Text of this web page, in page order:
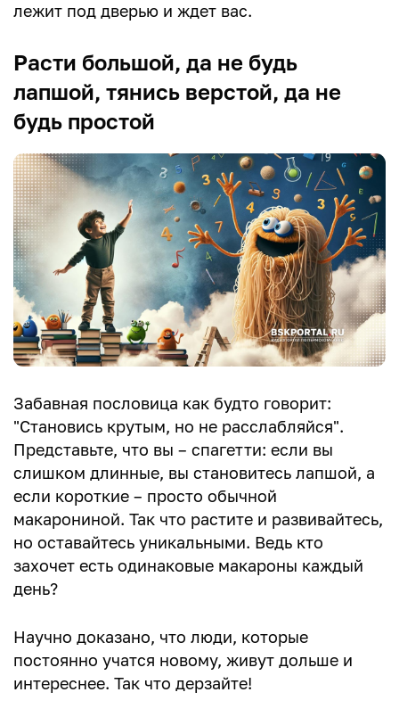
лежит под дверью и ждет вас.
Расти большой, да не будь
лапшой, тянись верстой, да не
будь простой
Забавная пословица как будто говорит:
"Становись крутым, но не расслабляйся".
Представьте, что вы – спагетти: если вы
слишком длинные, вы становитесь лапшой, а
если короткие – просто обычной
макарониной. Так что растите и развивайтесь,
но оставайтесь уникальными. Ведь кто
захочет есть одинаковые макароны каждый
день?
Научно доказано, что люди, которые
постоянно учатся новому, живут дольше и
интереснее. Так что дерзайте!